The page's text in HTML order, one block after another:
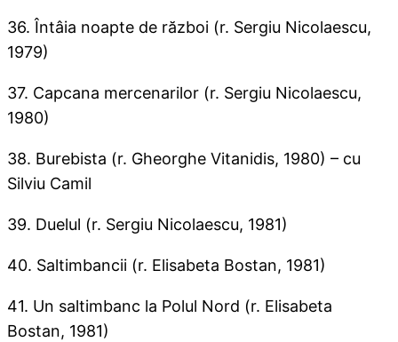
36. Întâia noapte de război (r. Sergiu Nicolaescu,
1979)
37. Capcana mercenarilor (r. Sergiu Nicolaescu,
1980)
38. Burebista (r. Gheorghe Vitanidis, 1980) – cu
Silviu Camil
39. Duelul (r. Sergiu Nicolaescu, 1981)
40. Saltimbancii (r. Elisabeta Bostan, 1981)
41. Un saltimbanc la Polul Nord (r. Elisabeta
Bostan, 1981)